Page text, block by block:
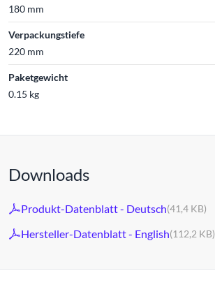
180 mm
Verpackungstiefe
220 mm
Paketgewicht
0.15 kg
Downloads
Produkt-Datenblatt - Deutsch(41,4 KB)
Hersteller-Datenblatt - English(112,2 KB)